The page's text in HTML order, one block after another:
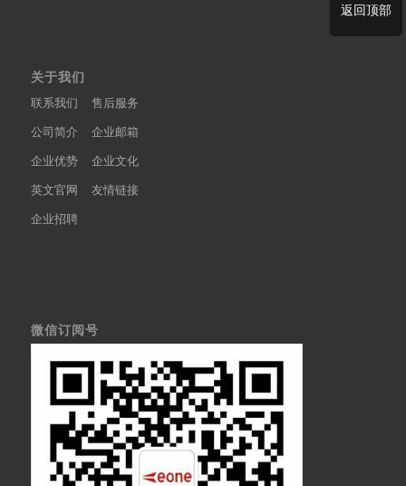
关于我们
联系我们
售后服务
公司简介
企业邮箱
企业优势
企业文化
英文官网
友情链接
企业招聘
微信订阅号
返回顶部